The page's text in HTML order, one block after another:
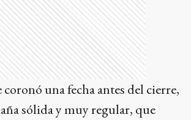
coronó una fecha antes del cierre,
sólida y muy regular, que